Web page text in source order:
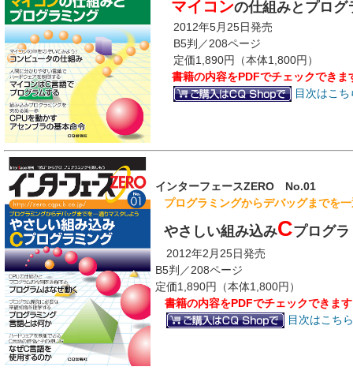
マイコンの仕組みとプログ
2012年5月25日発売
B5判／208ページ
定価1,890円（本体1,800円）
書籍の内容をPDFでチェックできま
目次はこ
インターフェースZERO No.01
プログラミングからデバッグまでを
やさしい組み込みCプログ
2012年2月25日発売
B5判／208ページ
定価1,890円（本体1,800円）
書籍の内容をPDFでチェックできま
目次はこち